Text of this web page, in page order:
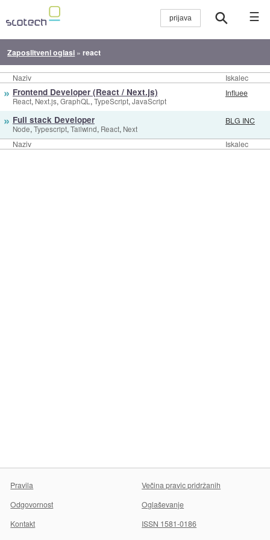
☰
Zaposlitveni oglasi »react
Naziv Iskalec
Naziv Iskalec
» Frontend Developer (React / Next.js)
React, Next.js, GraphQL, TypeScript, JavaScript
Influee
» Full stack Developer
Node, Typescript, Tailwind, React, Next
BLG INC
Pravila
Večina pravic pridržanih
Odgovornost
Oglaševanje
Kontakt
ISSN 1581-0186